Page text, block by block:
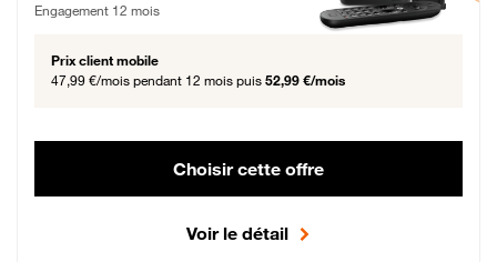
Engagement 12 mois
Prix client mobile
47,99 €/mois pendant 12 mois puis 52,99 €/mois
Choisir cette offre
Voir le détail